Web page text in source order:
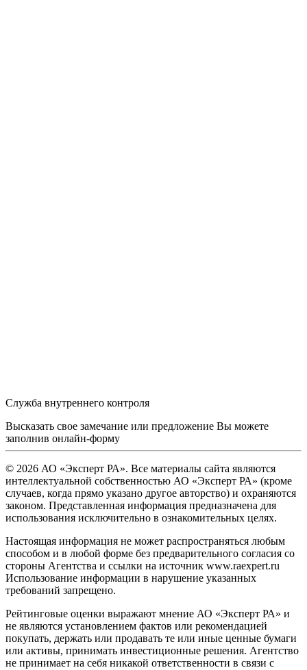
Служба внутреннего контроля
Высказать свое замечание или предложение Вы можете
заполнив онлайн-форму
© 2026 АО «Эксперт РА». Все материалы сайта являются
интеллектуальной собственностью АО «Эксперт РА» (кроме
случаев, когда прямо указано другое авторство) и охраняются
законом. Представленная информация предназначена для
использования исключительно в ознакомительных целях.
Настоящая информация не может распространяться любым
способом и в любой форме без предварительного согласия со
стороны Агентства и ссылки на источник www.raexpert.ru
Использование информации в нарушение указанных
требований запрещено.
Рейтинговые оценки выражают мнение АО «Эксперт РА» и
не являются установлением фактов или рекомендацией
покупать, держать или продавать те или иные ценные бумаги
или активы, принимать инвестиционные решения. Агентство
не принимает на себя никакой ответственности в связи с